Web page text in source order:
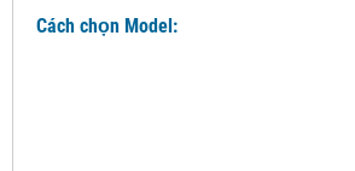
Cách chọn Model: